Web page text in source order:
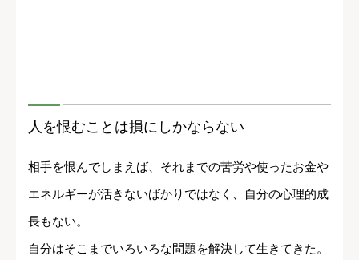
人を恨むことは損にしかならない
相手を恨んでしまえば、それまでの苦労や使ったお金や
エネルギーが活きないばかりではなく、自分の心理的成
長もない。
自分はそこまでいろいろな問題を解決して生きてきた。